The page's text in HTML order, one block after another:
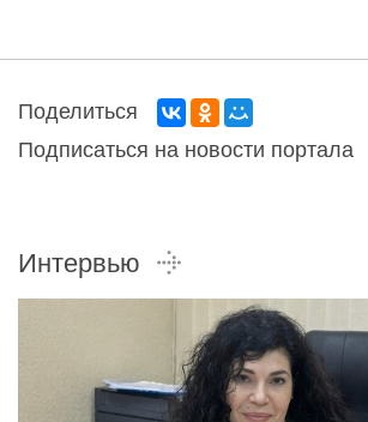
Поделиться
Подписаться на новости портала
Интервью